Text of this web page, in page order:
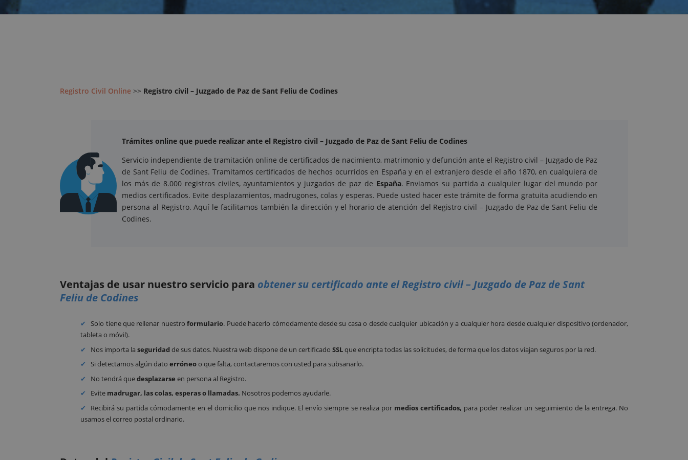
Registro Civil Online >> Registro civil – Juzgado de Paz de Sant Feliu de Codines
Trámites online que puede realizar ante el Registro civil – Juzgado de Paz de Sant Feliu de Codines
Servicio independiente de tramitación online de certificados de nacimiento, matrimonio y defunción ante el Registro civil – Juzgado de Paz
de Sant Feliu de Codines. Tramitamos certificados de hechos ocurridos en España y en el extranjero desde el año 1870, en cualquiera de
los más de 8.000 registros civiles, ayuntamientos y juzgados de paz de España. Enviamos su partida a cualquier lugar del mundo por
medios certificados. Evite desplazamientos, madrugones, colas y esperas. Puede usted hacer este trámite de forma gratuita acudiendo en
persona al Registro. Aquí le facilitamos también la dirección y el horario de atención del Registro civil – Juzgado de Paz de Sant Feliu de
Codines.
Ventajas de usar nuestro servicio para obtener su certificado ante el Registro civil – Juzgado de Paz de Sant
Feliu de Codines
Solo tiene que rellenar nuestroformulario. Puede hacerlo cómodamente desde su casa o desde cualquier ubicación y a cualquier hora desde cualquier dispositivo (ordenador,
tableta o móvil).
Nos importa laseguridadde sus datos. Nuestra web dispone de un certificadoSSLque encripta todas las solicitudes, de forma que los datos viajan seguros por la red.
Si detectamos algún datoerróneoo que falta, contactaremos con usted para subsanarlo.
No tendrá quedesplazarse en persona al Registro.
Evite madrugar, las colas, esperas o llamadas. Nosotros podemos ayudarle.
Recibirá su partida cómodamente en el domicilio que nos indique. El envío siempre se realiza por medios certificados, para poder realizar un seguimiento de la entrega. No
usamos el correo postal ordinario.